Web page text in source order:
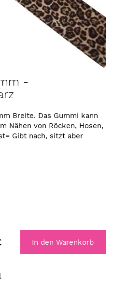
-
Breite. Das Gummi kann
Nähen von Röcken, Hosen,
Gibt nach, sitzt aber
In den Warenkorb